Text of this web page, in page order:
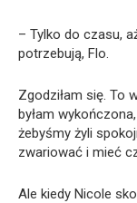
– Tylko do czasu,
potrzebują, Flo.
Zgodziłam się. To
byłam
żebyśmy żyli
zwariować i mieć
Ale kiedy Nicole